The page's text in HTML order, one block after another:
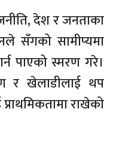
देश र जनताका
सँगको सामीप्यमा
पाएको स्मरण गरे।
र खेलाडीलाई थप
राखेको